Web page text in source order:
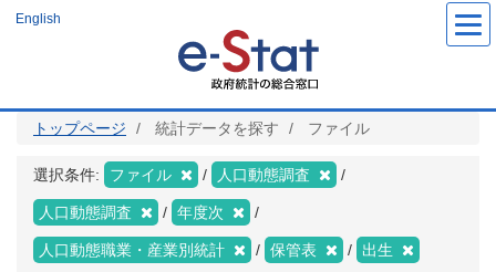
ツ
English
トップページ 統計データを探す ファイル
選択条件: ファイル 人口動態調査
人口動態調査 年度次
人口動態職業・産業別統計 保管表 出生